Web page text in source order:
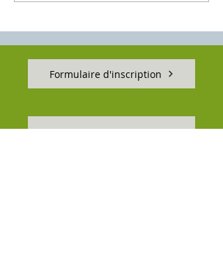
Formulaire d'inscription
Règlement par CB